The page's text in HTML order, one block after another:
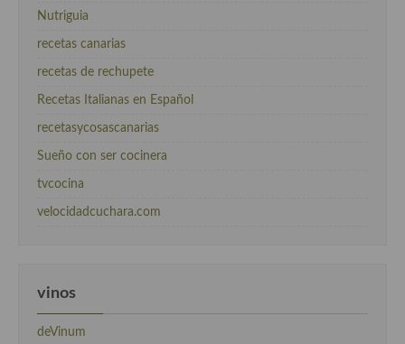
Nutriguia
recetas canarias
recetas de rechupete
Recetas Italianas en Español
recetasycosascanarias
Sueño con ser cocinera
tvcocina
velocidadcuchara.com
vinos
deVinum